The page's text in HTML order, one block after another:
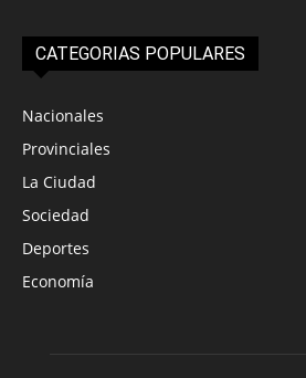
CATEGORIAS POPULARES
Nacionales
Provinciales
La Ciudad
Sociedad
Deportes
Economía